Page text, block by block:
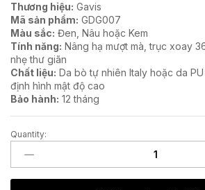
Thương hiệu: Gavis
Mã sản phẩm: GDG007
Màu sắc: Đen, Nâu hoặc Kem
Tính năng: Nâng hạ mượt mà, trục xoay
nhẹ thư giãn
Chất liệu: Da bò tự nhiên Italy hoặc da
định hình mật độ cao
Bảo hành: 12 tháng
Ghế
giám
đốc
lãnh
Quantity: